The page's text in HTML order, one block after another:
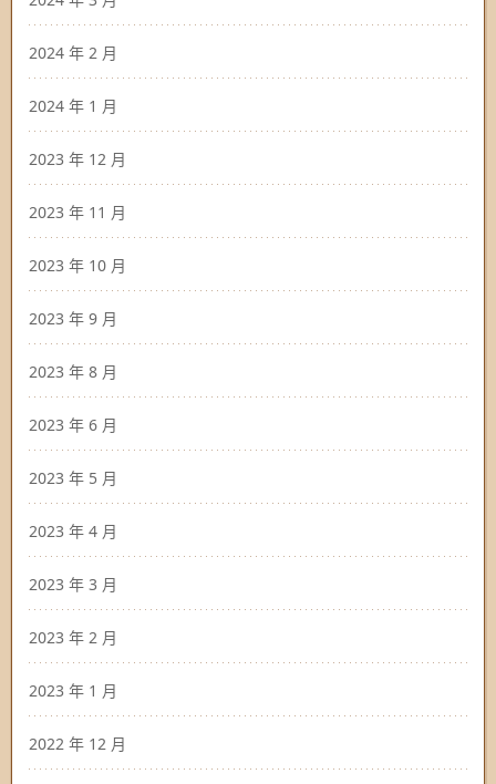
2024 年 2 月
2024 年 1 月
2023 年 12 月
2023 年 11 月
2023 年 10 月
2023 年 9 月
2023 年 8 月
2023 年 6 月
2023 年 5 月
2023 年 4 月
2023 年 3 月
2023 年 2 月
2023 年 1 月
2022 年 12 月